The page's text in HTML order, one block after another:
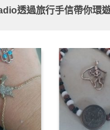
透過旅行手信帶你環